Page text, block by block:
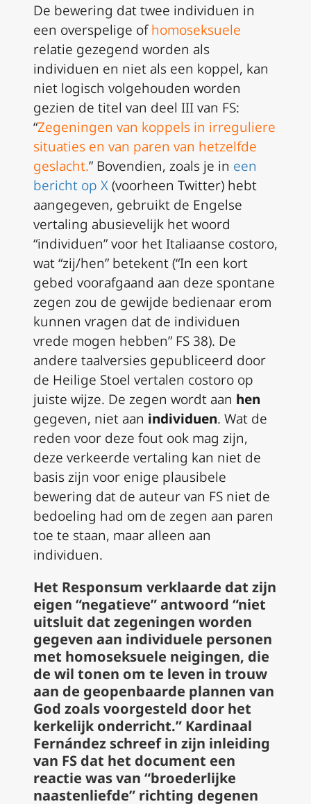
De bewering dat twee individuen in
een overspelige ofhomoseksuele
relatie gezegend worden als
individuen en niet als een koppel, kan
niet logisch volgehouden worden
gezien de titel van deel III van FS:
“Zegeningen van koppels in irreguliere
situaties en van paren van hetzelfde
geslacht.” Bovendien, zoals je in een
bericht op X(voorheen Twitter) hebt
aangegeven, gebruikt de Engelse
vertaling abusievelijk het woord
“individuen” voor het Italiaanse costoro,
wat “zij/hen” betekent (“In een kort
gebed voorafgaand aan deze spontane
zegen zou de gewijde bedienaar erom
kunnen vragen dat de individuen
vrede mogen hebben” FS38). De
andere taalversies gepubliceerd door
de Heilige Stoel vertalen costoro op
juiste wijze. De zegen wordt aan hen
gegeven, niet aan individuen. Wat de
reden voor deze fout ook mag zijn,
deze verkeerde vertaling kan niet de
basis zijn voor enige plausibele
bewering dat de auteur van FS niet de
bedoeling had om de zegen aan paren
toe te staan, maar alleen aan
individuen.
Het Responsum verklaarde dat zijn
eigen “negatieve” antwoord “niet
uitsluit dat zegeningen worden
gegeven aan individuele personen
met homoseksuele neigingen, die
de wil tonen om te leven in trouw
aan de geopenbaarde plannen van
God zoals voorgesteld door het
kerkelijk onderricht.” Kardinaal
Fernández schreef in zijn inleiding
van FS dat het document een
reactie was van “broederlijke
naastenliefde” richting degenen